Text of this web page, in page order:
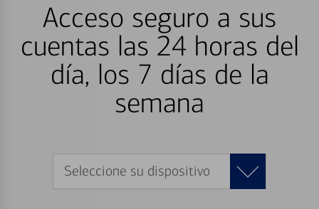
Acceso seguro a sus
cuentas las 24 horas del
día, los 7 días de la
semana
Seleccione su dispositivo